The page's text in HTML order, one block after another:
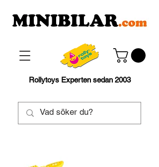
Rollytoys Experten sedan 2003